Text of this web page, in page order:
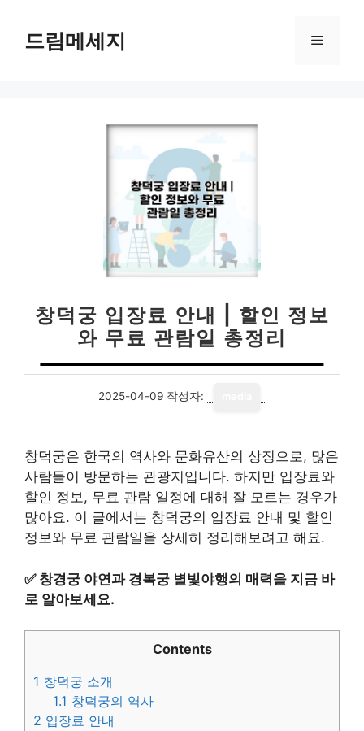
드림메세지 메
창덕궁 입장료 안내 | 할인 정보
와 무료 관람일 총정리
2025-04-09 작성자:
창덕궁은 한국의 역사와 문화유산의 상징으로, 많은
사람들이 방문하는 관광지입니다. 하지만 입장료와
할인 정보, 무료 관람 일정에 대해 잘 모르는 경우가
많아요. 이 글에서는 창덕궁의 입장료 안내 및 할인
정보와 무료 관람일을 상세히 정리해보려고 해요.
✅ 창경궁 야연과 경복궁 별빛야행의 매력을 지금 바
로 알아보세요.
Contents
1 창덕궁 소개
1.1 창덕궁의 역사
2 입장료 안내